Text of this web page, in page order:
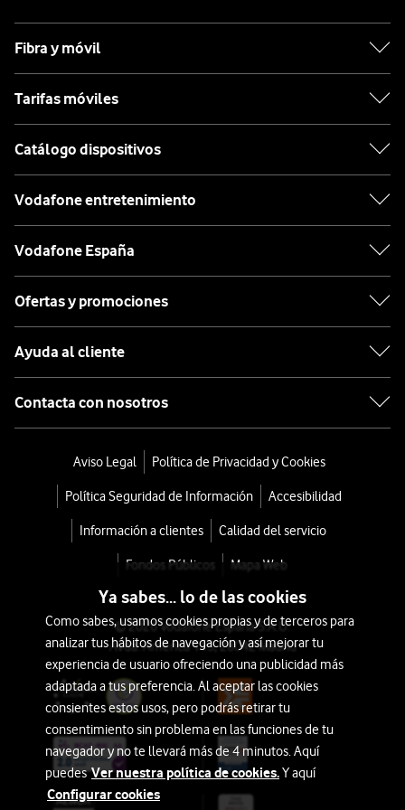
Fibra y móvil
Tarifas móviles
Catálogo dispositivos
Vodafone entretenimiento
Vodafone España
Ofertas y promociones
Ayuda al cliente
Contacta con nosotros
Aviso Legal Política de Privacidad y Cookies
Política Seguridad de Información Accesibilidad
Información a clientes Calidad del servicio
Fondos Públicos Mapa Web
© 2026 Vodafone España S.A.U.
Avda. América 115, 28042 Madrid
Ya sabes... lo de las cookies
Como sabes, usamos cookies propias y de terceros para
analizar tus hábitos de navegación y así mejorar tu
experiencia de usuario ofreciendo una publicidad más
adaptada a tus preferencia. Al aceptar las cookies
consientes estos usos, pero podrás retirar tu
consentimiento sin problema en las funciones de tu
navegador y no te llevará más de 4 minutos. Aquí
puedesVer nuestra política de cookies.Y aquí
Configurar cookies